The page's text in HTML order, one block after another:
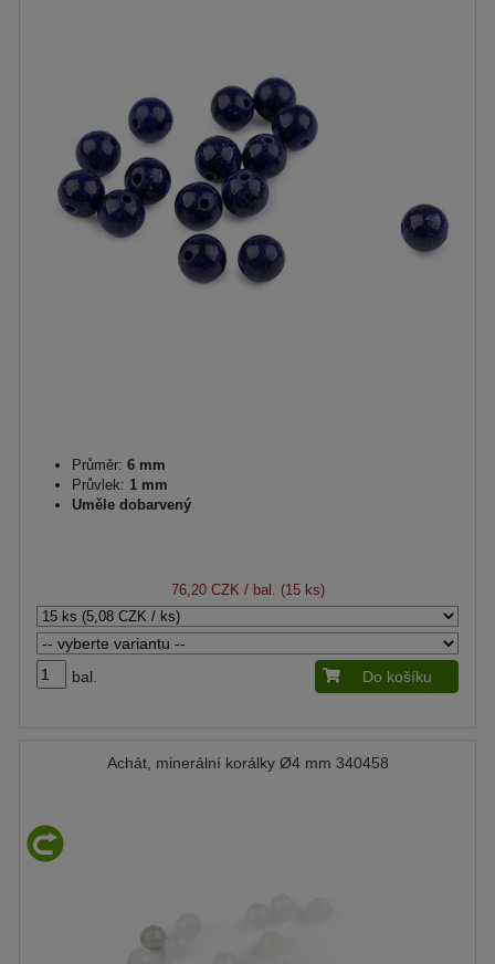
Průměr: 6 mm
Průvlek: 1 mm
Uměle dobarvený
76,20 CZK / bal. (15 ks)
bal. Do košíku
Achát, minerální korálky Ø4 mm 340458